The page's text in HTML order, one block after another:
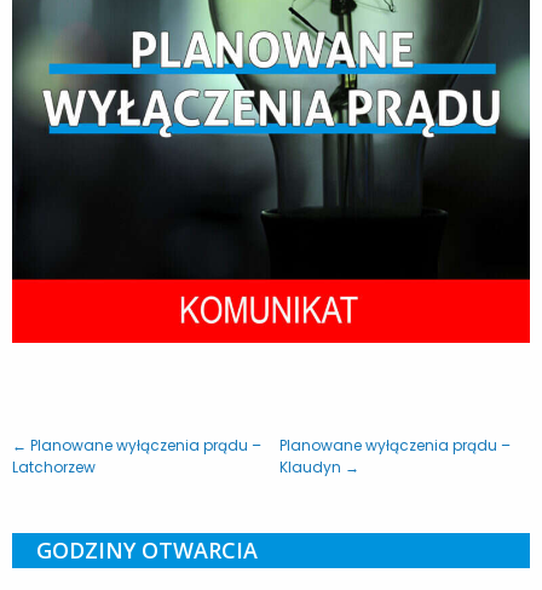
← Planowane wyłączenia prądu –
Latchorzew
Planowane wyłączenia prądu –
Klaudyn →
GODZINY OTWARCIA